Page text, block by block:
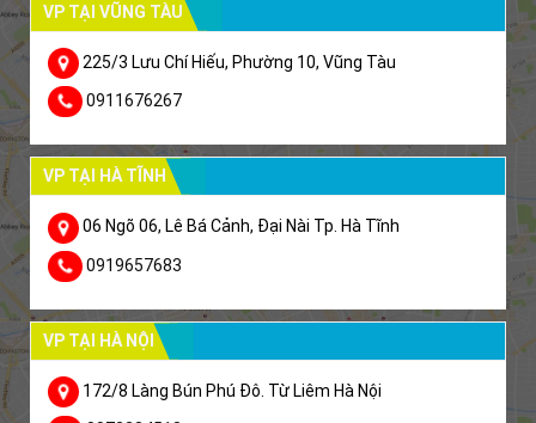
VP TẠI VŨNG TÀU
225/3 Lưu Chí Hiếu, Phường 10, Vũng Tàu
0911676267
VP TẠI HÀ TĨNH
06 Ngõ 06, Lê Bá Cảnh, Đại Nài Tp. Hà Tĩnh
0919657683
VP TẠI HÀ NỘI
172/8 Làng Bún Phú Đô. Từ Liêm Hà Nội